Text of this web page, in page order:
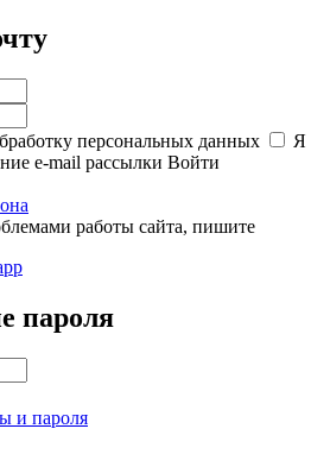
персональных данных
Я
e-mail рассылки Войти
работы сайта, пишите
пароля
и пароля